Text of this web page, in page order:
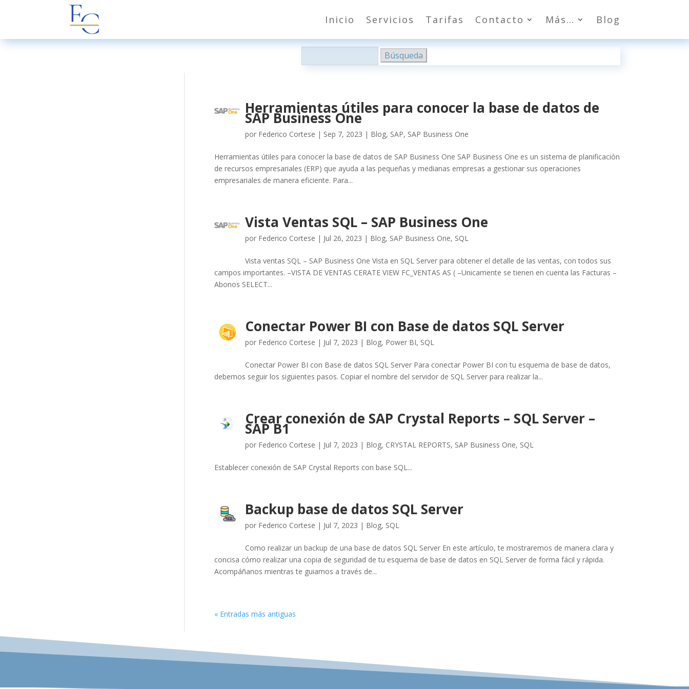
Inicio Servicios Tarifas Contacto Más… Blog
Herramientas útiles para conocer la base de datos de
SAP Business One
por Federico Cortese | Sep 7, 2023 | Blog, SAP, SAP Business One
Herramientas útiles para conocer la base de datos de SAP Business One SAP Business One es un sistema de planificación
de recursos empresariales (ERP) que ayuda a las pequeñas y medianas empresas a gestionar sus operaciones
empresariales de manera eficiente. Para...
Vista Ventas SQL – SAP Business One
por Federico Cortese | Jul 26, 2023 | Blog, SAP Business One, SQL
Vista ventas SQL – SAP Business One Vista en SQL Server para obtener el detalle de las ventas, con todos sus
campos importantes. –VISTA DE VENTAS CERATE VIEW FC_VENTAS AS ( –Unicamente se tienen en cuenta las Facturas –
Abonos SELECT...
Conectar Power BI con Base de datos SQL Server
por Federico Cortese | Jul 7, 2023 | Blog, Power BI, SQL
Conectar Power BI con Base de datos SQL Server Para conectar Power BI con tu esquema de base de datos,
debemos seguir los siguientes pasos. Copiar el nombre del servidor de SQL Server para realizar la...
Crear conexión de SAP Crystal Reports – SQL Server –
SAP B1
por Federico Cortese | Jul 7, 2023 | Blog, CRYSTAL REPORTS, SAP Business One, SQL
Establecer conexión de SAP Crystal Reports con base SQL...
Backup base de datos SQL Server
por Federico Cortese | Jul 7, 2023 | Blog, SQL
Como realizar un backup de una base de datos SQL Server En este artículo, te mostraremos de manera clara y
concisa cómo realizar una copia de seguridad de tu esquema de base de datos en SQL Server de forma fácil y rápida.
Acompáñanos mientras te guiamos a través de...
« Entradas más antiguas